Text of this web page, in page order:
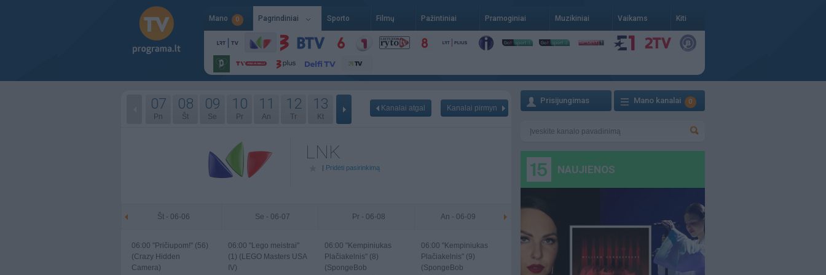
Mano 0 Pagrindiniai Sporto Filmų Pažintiniai Pramoginiai Muzikiniai Vaikams Kiti
07
Pn
08
Št
09
Se
10
Pr
11
An
12
Tr
13
Kt
Kanalai atgal Kanalai pirmyn
LNK
| Pridėti pasirinkimą
Št - 06-06
06:00 "Pričiupom!" (56)
(Crazy Hidden
Camera)
Se - 06-07
06:00 "Lego meistrai"
(1) (LEGO Masters USA
IV)
Pr - 06-08
06:00 "Kempiniukas
Plačiakelnis" (8)
(SpongeBob
An - 06-09
06:00 "Kempiniukas
Plačiakelnis" (9)
(SpongeBob
Prisijungimas Mano kanalai 0